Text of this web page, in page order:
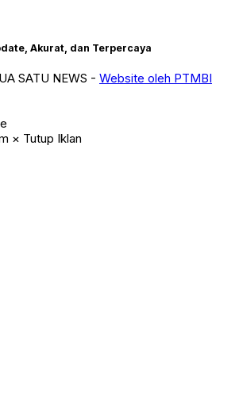
Akurat, dan Terpercaya
SATU NEWS - Website oleh PTMBI
× Tutup Iklan